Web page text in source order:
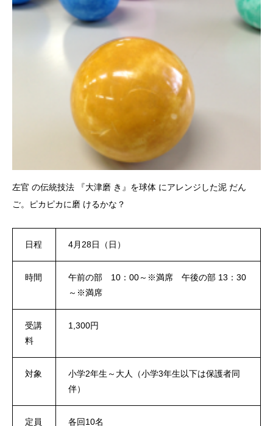
左官 の伝統技法 『大津磨 き』を球体 にアレンジした泥 だん
ご。ピカピカに磨 けるかな？
日程 4月28日（日）
時間
午前の部 10：00～※満席 午後の部 13：30
～※満席
受講
料
1,300円
対象
小学2年生～大人（小学3年生以下は保護者同
伴）
定員 各回10名